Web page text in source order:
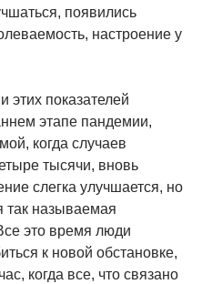
появились
настроение у
показателей
этапе пандемии,
когда случаев
тысячи, вновь
слегка улучшается, но
так называемая
это время люди
к новой обстановке,
когда все, что связано